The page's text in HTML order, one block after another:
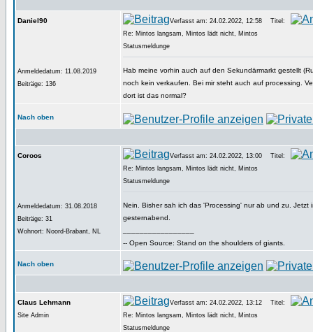
Daniel90
Anmeldedatum: 11.08.2019
Beiträge: 136
Verfasst am: 24.02.2022, 12:58
Titel:
Re: Mintos langsam, Mintos lädt nicht, Mintos
Statusmeldunge
Hab meine vorhin auch auf den Sekundärmarkt gestellt
noch kein verkaufen. Bei mir steht auch auf processing.
dort ist das normal?
Nach oben
Coroos
Anmeldedatum: 31.08.2018
Beiträge: 31
Wohnort: Noord-Brabant, NL
Verfasst am: 24.02.2022, 13:00
Titel:
Re: Mintos langsam, Mintos lädt nicht, Mintos
Statusmeldunge
Nein. Bisher sah ich das 'Processing' nur ab und zu. Jetzt
gesternabend.
-- Open Source: Stand on the shoulders of giants.
Nach oben
Claus Lehmann
Site Admin
Verfasst am: 24.02.2022, 13:12
Titel:
Re: Mintos langsam, Mintos lädt nicht, Mintos
Statusmeldunge